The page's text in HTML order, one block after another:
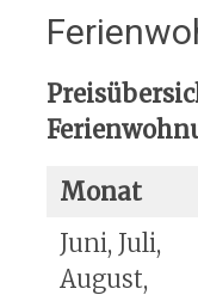
Monat
Juni, Juli,
August,